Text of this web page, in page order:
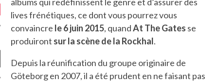
lives frénétiques, ce dont vous pourrez vous
convaincre le 6 juin 2015, quandAt The Gates se
produiront sur la scène de la Rockhal.
Depuis la réunification du groupe originaire de
Göteborg en 2007, il a été prudent en ne faisant pas